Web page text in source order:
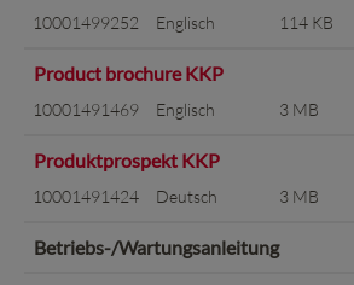
10001499252 Englisch 114 KB
Product brochure KKP
10001491469 Englisch 3 MB
Produktprospekt KKP
10001491424 Deutsch 3 MB
Betriebs-/Wartungsanleitung